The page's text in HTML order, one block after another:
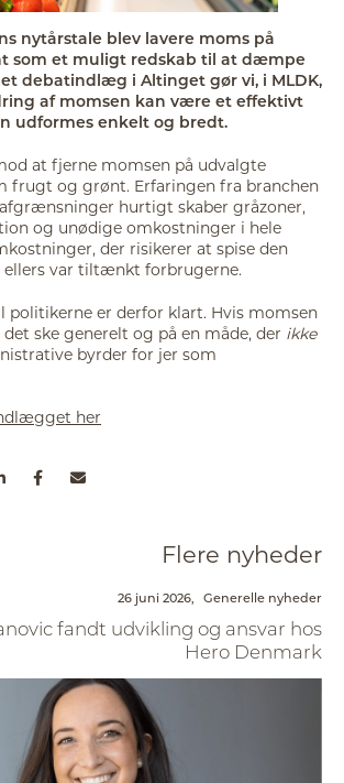
nytårstale blev lavere moms på
som et muligt redskab til at dæmpe
debatindlæg i Altinget gør vi, i MLDK,
af momsen kan være et effektivt
udformes enkelt og bredt.
at fjerne momsen på udvalgte
frugt og grønt. Erfaringen fra branchen
hurtigt skaber gråzoner,
og unødige omkostninger i hele
der risikerer at spise den
ellers var tiltænkt forbrugerne.
politikerne er derfor klart. Hvis momsen
ske generelt og på en måde, der ikke
byrder for jer som
her
Flere nyheder
26 juni 2026, Generelle nyheder
fandt udvikling og ansvar hos
Hero Denmark